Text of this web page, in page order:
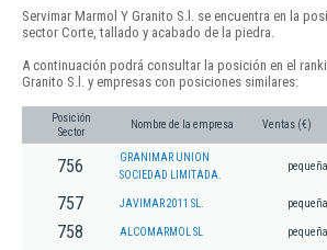
Servimar Marmol Y Granito S.l. se encuentra en la
sector Corte, tallado y acabado de la piedra.
A continuación podrá consultar la posición en el
Granito S.l. y empresas con posiciones similares:
Posición
Sector
Nombre de la empresa Ventas (€)
756
GRANIMAR UNION
SOCIEDAD LIMITADA.
pequeña
757 JAVIMAR 2011 SL. pequeña
758 ALCOMARMOL SL pequeña